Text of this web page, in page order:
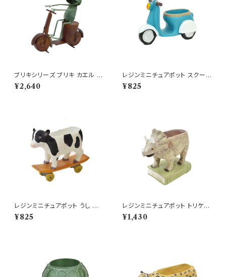
ブリキシリーズ ブリキ カエル ス
クーター かえる オブジェ
¥2,640
レジンミニチュアポット スクータ
ープランター BL バイク
¥825
レジンミニチュアポット うし 牛
ウシ ミニ鉢 プランター
¥825
レジンミニチュアポット トリケラ
トプスブック 恐竜 ミニ鉢
¥1,430